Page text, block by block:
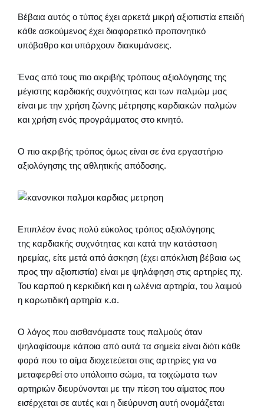
Βέβαια αυτός ο τύπος έχει αρκετά μικρή αξιοπιστία επειδή
κάθε ασκούμενος έχει διαφορετικό προπονητικό
υπόβαθρο και υπάρχουν διακυμάνσεις.
Ένας από τους πιο ακριβής τρόπους αξιολόγησης της
μέγιστης καρδιακής συχνότητας και των παλμώμ μας
είναι με την χρήση ζώνης μέτρησης καρδιακών παλμών
και χρήση ενός προγράμματος στο κινητό.
Ο πιο ακριβής τρόπος όμως είναι σε ένα εργαστήριο
αξιολόγησης της αθλητικής απόδοσης.
Επιπλέον ένας πολύ εύκολος τρόπος αξιολόγησης
της καρδιακής συχνότητας και κατά την κατάσταση
ηρεμίας, είτε μετά από άσκηση (έχει απόκλιση βέβαια ως
προς την αξιοπιστία) είναι με ψηλάφηση στις αρτηρίες πχ.
Του καρπού η κερκιδική και η ωλένια αρτηρία, του λαιμού
η καρωτιδική αρτηρία κ.α.
Ο λόγος που αισθανόμαστε τους παλμούς όταν
ψηλαφίσουμε κάποια από αυτά τα σημεία είναι διότι κάθε
φορά που το αίμα διοχετεύεται στις αρτηρίες για να
μεταφερθεί στο υπόλοιπο σώμα, τα τοιχώματα των
αρτηριών διευρύνονται με την πίεση του αίματος που
εισέρχεται σε αυτές και η διεύρυνση αυτή ονομάζεται